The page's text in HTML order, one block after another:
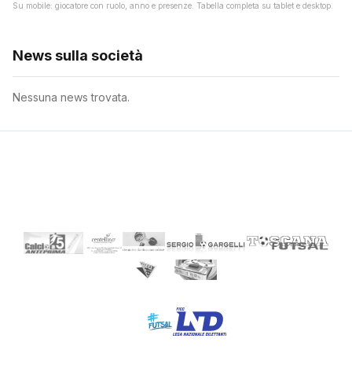
Su mobile: giocatore con ruolo, anno e presenze. Tabella completa su tablet e desktop.
News sulla società
Nessuna news trovata.